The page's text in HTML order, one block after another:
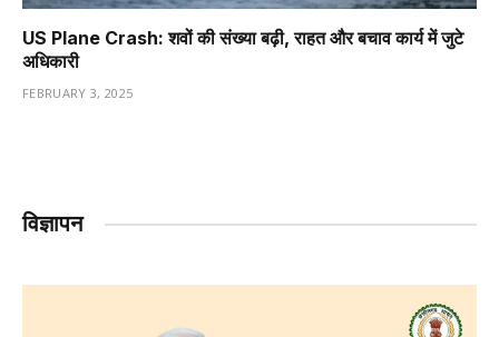
US Plane Crash: शवों की संख्या बढ़ी, राहत और बचाव कार्य में जुटे
अधिकारी
FEBRUARY 3, 2025
विज्ञापन